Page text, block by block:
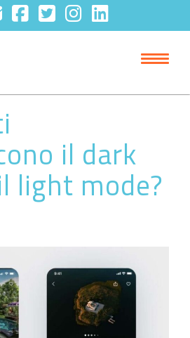
il dark
light mode?